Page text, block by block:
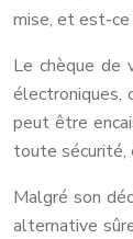
mise, et est-
Le chèque de
électroniques,
peut être
toute sécurité,
Malgré son
alternative